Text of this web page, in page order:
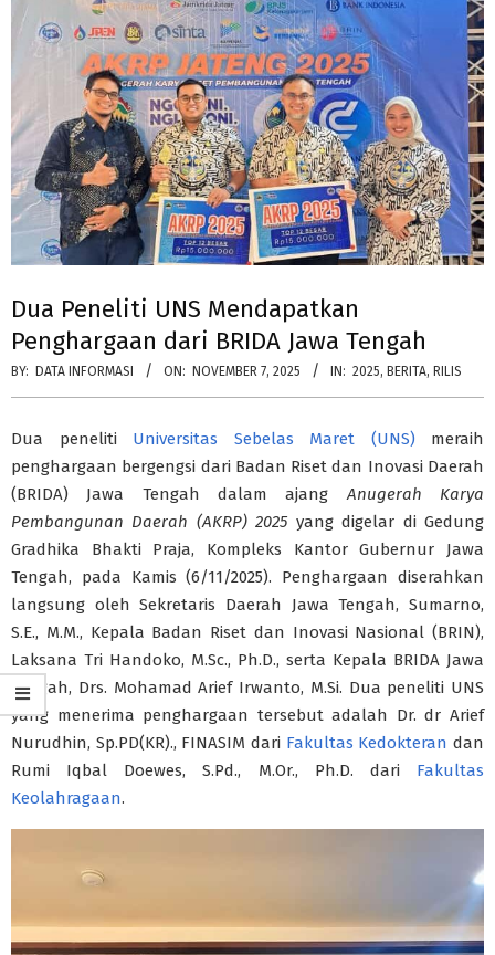
Dua Peneliti UNS Mendapatkan
Penghargaan dari BRIDA Jawa Tengah
BY: DATA INFORMASI ON: NOVEMBER 7, 2025 IN: 2025, BERITA, RILIS
Dua peneliti Universitas Sebelas Maret (UNS)meraih
penghargaan bergengsi dari Badan Riset dan Inovasi Daerah
(BRIDA) Jawa Tengah dalam ajang Anugerah Karya
Pembangunan Daerah (AKRP) 2025yang digelar di Gedung
Gradhika Bhakti Praja, Kompleks Kantor Gubernur Jawa
Tengah, pada Kamis (6/11/2025). Penghargaan diserahkan
langsung oleh Sekretaris Daerah Jawa Tengah, Sumarno,
S.E., M.M., Kepala Badan Riset dan Inovasi Nasional (BRIN),
Laksana Tri Handoko, M.Sc., Ph.D., serta Kepala BRIDA Jawa
Tengah, Drs. Mohamad Arief Irwanto, M.Si. Dua peneliti UNS
yang menerima penghargaan tersebut adalah Dr. dr Arief
Nurudhin, Sp.PD(KR)., FINASIM dari Fakultas Kedokteran dan
Rumi Iqbal Doewes, S.Pd., M.Or., Ph.D. dari Fakultas
Keolahragaan.